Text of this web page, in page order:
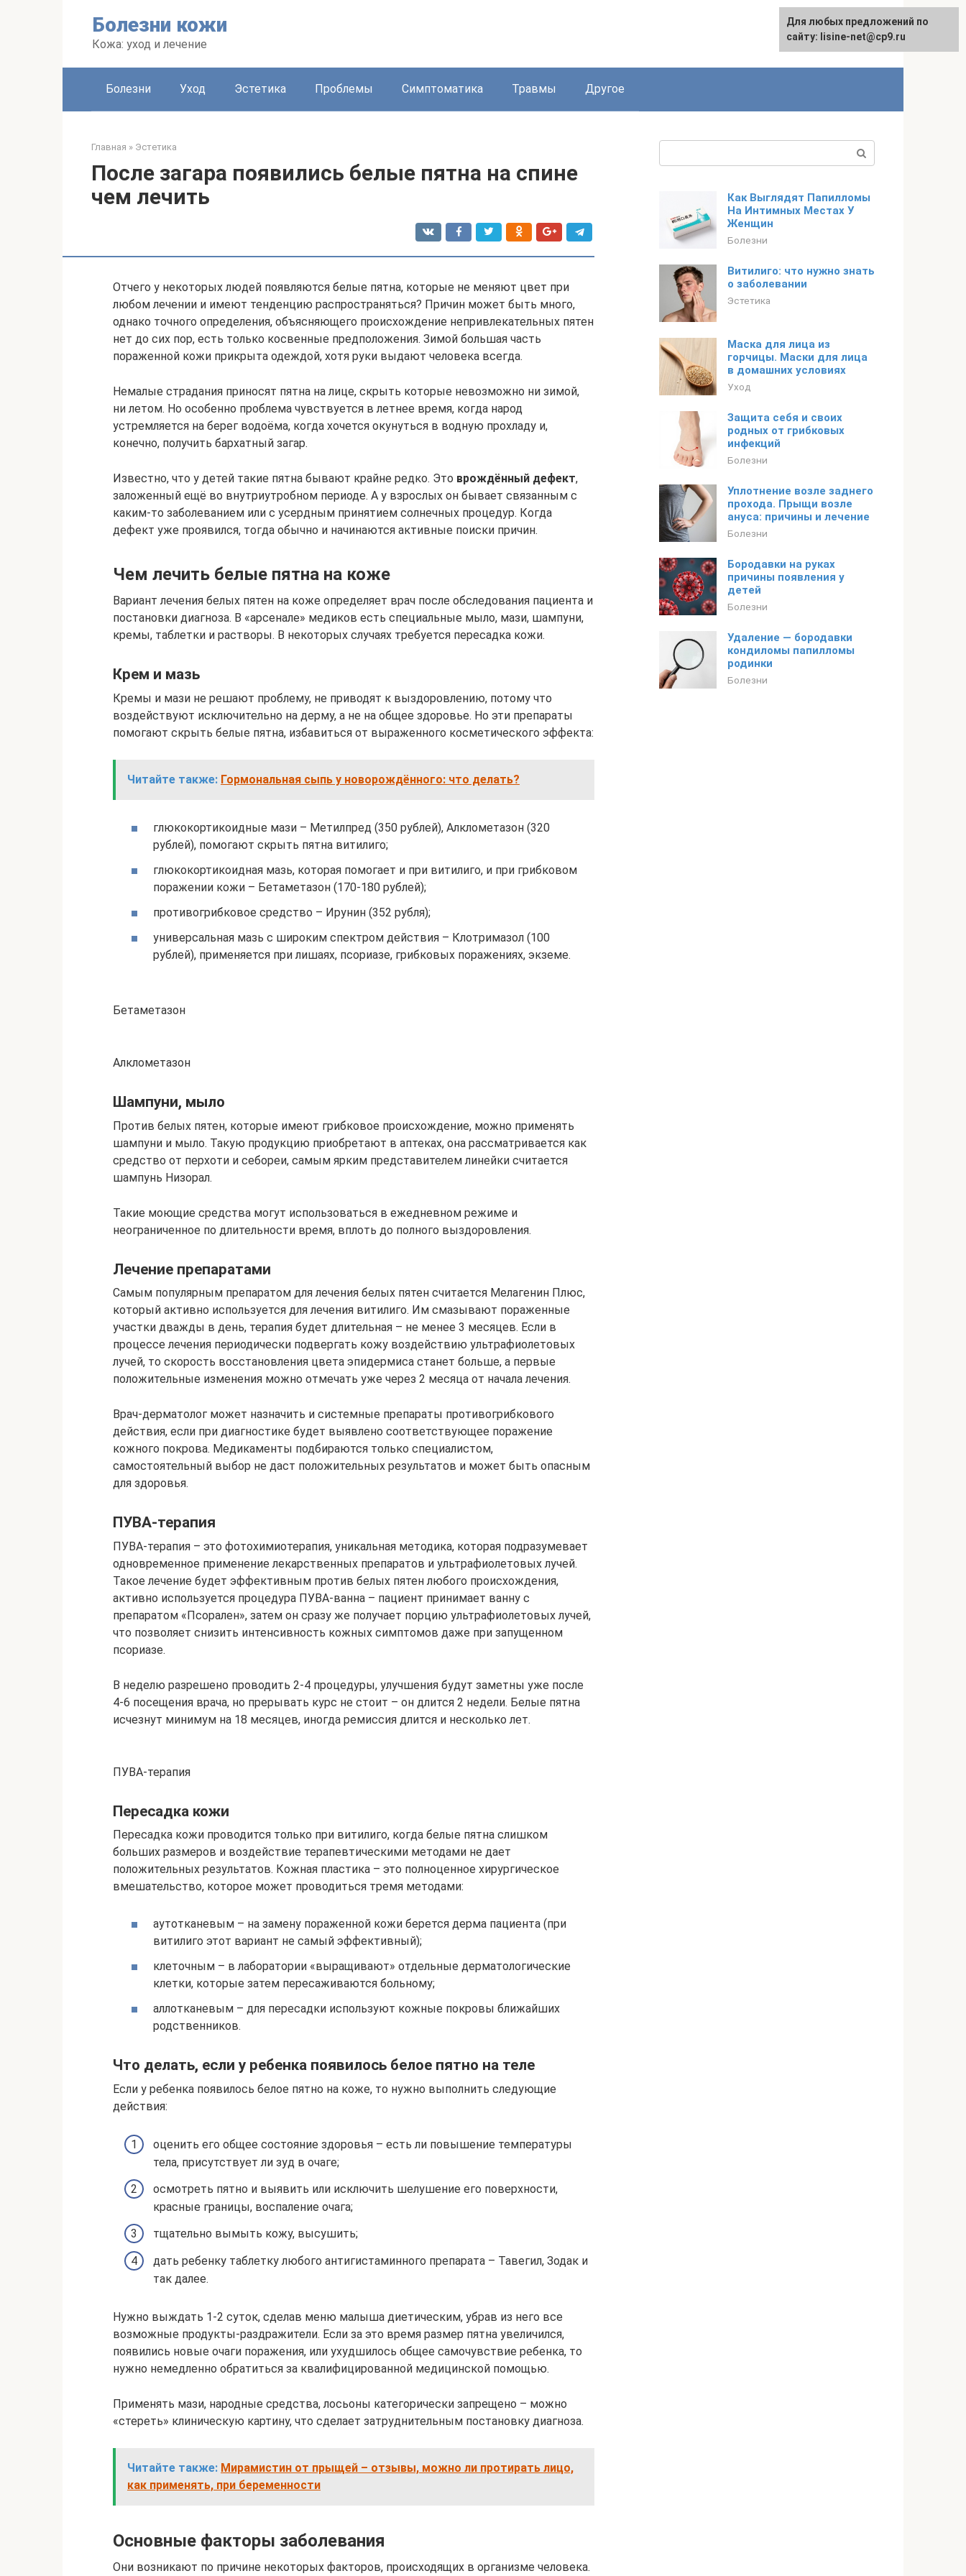
Болезни кожи
Кожа: уход и лечение
Болезни Уход Эстетика Проблемы Симптоматика Травмы Другое
Главная » Эстетика
После загара появились белые пятна на спине
чем лечить
Отчего у некоторых людей появляются белые пятна, которые не меняют цвет при
любом лечении и имеют тенденцию распространяться? Причин может быть много,
однако точного определения, объясняющего происхождение непривлекательных пятен
нет до сих пор, есть только косвенные предположения. Зимой большая часть
пораженной кожи прикрыта одеждой, хотя руки выдают человека всегда.
Немалые страдания приносят пятна на лице, скрыть которые невозможно ни зимой,
ни летом. Но особенно проблема чувствуется в летнее время, когда народ
устремляется на берег водоёма, когда хочется окунуться в водную прохладу и,
конечно, получить бархатный загар.
Известно, что у детей такие пятна бывают крайне редко. Это врождённый дефект,
заложенный ещё во внутриутробном периоде. А у взрослых он бывает связанным с
каким-то заболеванием или с усердным принятием солнечных процедур. Когда
дефект уже проявился, тогда обычно и начинаются активные поиски причин.
Чем лечить белые пятна на коже
Вариант лечения белых пятен на коже определяет врач после обследования пациента и
постановки диагноза. В «арсенале» медиков есть специальные мыло, мази, шампуни,
кремы, таблетки и растворы. В некоторых случаях требуется пересадка кожи.
Крем и мазь
Кремы и мази не решают проблему, не приводят к выздоровлению, потому что
воздействуют исключительно на дерму, а не на общее здоровье. Но эти препараты
помогают скрыть белые пятна, избавиться от выраженного косметического эффекта:
Читайте также: Гормональная сыпь у новорождённого: что делать?
глюкокортикоидные мази – Метилпред (350 рублей), Алклометазон (320
рублей), помогают скрыть пятна витилиго;
глюкокортикоидная мазь, которая помогает и при витилиго, и при грибковом
поражении кожи – Бетаметазон (170-180 рублей);
противогрибковое средство – Ирунин (352 рубля);
универсальная мазь с широким спектром действия – Клотримазол (100
рублей), применяется при лишаях, псориазе, грибковых поражениях, экземе.
Бетаметазон
Алклометазон
Шампуни, мыло
Против белых пятен, которые имеют грибковое происхождение, можно применять
шампуни и мыло. Такую продукцию приобретают в аптеках, она рассматривается как
средство от перхоти и себореи, самым ярким представителем линейки считается
шампунь Низорал.
Такие моющие средства могут использоваться в ежедневном режиме и
неограниченное по длительности время, вплоть до полного выздоровления.
Лечение препаратами
Самым популярным препаратом для лечения белых пятен считается Мелагенин Плюс,
который активно используется для лечения витилиго. Им смазывают пораженные
участки дважды в день, терапия будет длительная – не менее 3 месяцев. Если в
процессе лечения периодически подвергать кожу воздействию ультрафиолетовых
лучей, то скорость восстановления цвета эпидермиса станет больше, а первые
положительные изменения можно отмечать уже через 2 месяца от начала лечения.
Врач-дерматолог может назначить и системные препараты противогрибкового
действия, если при диагностике будет выявлено соответствующее поражение
кожного покрова. Медикаменты подбираются только специалистом,
самостоятельный выбор не даст положительных результатов и может быть опасным
для здоровья.
ПУВА-терапия
ПУВА-терапия – это фотохимиотерапия, уникальная методика, которая подразумевает
одновременное применение лекарственных препаратов и ультрафиолетовых лучей.
Такое лечение будет эффективным против белых пятен любого происхождения,
активно используется процедура ПУВА-ванна – пациент принимает ванну с
препаратом «Псорален», затем он сразу же получает порцию ультрафиолетовых лучей,
что позволяет снизить интенсивность кожных симптомов даже при запущенном
псориазе.
В неделю разрешено проводить 2-4 процедуры, улучшения будут заметны уже после
4-6 посещения врача, но прерывать курс не стоит – он длится 2 недели. Белые пятна
исчезнут минимум на 18 месяцев, иногда ремиссия длится и несколько лет.
ПУВА-терапия
Пересадка кожи
Пересадка кожи проводится только при витилиго, когда белые пятна слишком
больших размеров и воздействие терапевтическими методами не дает
положительных результатов. Кожная пластика – это полноценное хирургическое
вмешательство, которое может проводиться тремя методами:
аутотканевым – на замену пораженной кожи берется дерма пациента (при
витилиго этот вариант не самый эффективный);
клеточным – в лаборатории «выращивают» отдельные дерматологические
клетки, которые затем пересаживаются больному;
аллотканевым – для пересадки используют кожные покровы ближайших
родственников.
Что делать, если у ребенка появилось белое пятно на теле
Если у ребенка появилось белое пятно на коже, то нужно выполнить следующие
действия:
оценить его общее состояние здоровья – есть ли повышение температуры
тела, присутствует ли зуд в очаге;
осмотреть пятно и выявить или исключить шелушение его поверхности,
красные границы, воспаление очага;
тщательно вымыть кожу, высушить;
дать ребенку таблетку любого антигистаминного препарата – Тавегил, Зодак и
так далее.
Нужно выждать 1-2 суток, сделав меню малыша диетическим, убрав из него все
возможные продукты-раздражители. Если за это время размер пятна увеличился,
появились новые очаги поражения, или ухудшилось общее самочувствие ребенка, то
нужно немедленно обратиться за квалифицированной медицинской помощью.
Применять мази, народные средства, лосьоны категорически запрещено – можно
«стереть» клиническую картину, что сделает затруднительным постановку диагноза.
Читайте также: Мирамистин от прыщей – отзывы, можно ли протирать лицо,
как применять, при беременности
Основные факторы заболевания
Они возникают по причине некоторых факторов, происходящих в организме человека.
Как Выглядят Папилломы
На Интимных Местах У
Женщин
Болезни
Витилиго: что нужно знать
о заболевании
Эстетика
Маска для лица из
горчицы. Маски для лица
в домашних условиях
Уход
Защита себя и своих
родных от грибковых
инфекций
Болезни
Уплотнение возле заднего
прохода. Прыщи возле
ануса: причины и лечение
Болезни
Бородавки на руках
причины появления у
детей
Болезни
Удаление — бородавки
кондиломы папилломы
родинки
Болезни
Для любых предложений по
сайту: lisine-net@cp9.ru